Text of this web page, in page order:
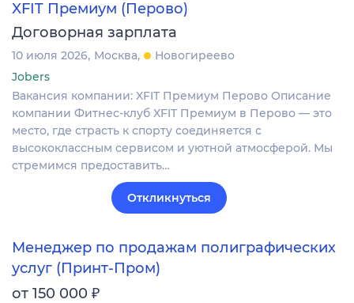
XFIT Премиум (Перово)
Договорная зарплата
10 июля 2026 Москва
Новогиреево
Jobers
Вакансия компании: XFIT Премиум Перово Описание
компании Фитнес-клуб XFIT Премиум в Перово — это
место, где страсть к спорту соединяется с
высококлассным сервисом и уютной атмосферой. Мы
стремимся предоставить…
Откликнуться
Менеджер по продажам полиграфических
услуг (Принт-Пром)
от 150 000 ₽